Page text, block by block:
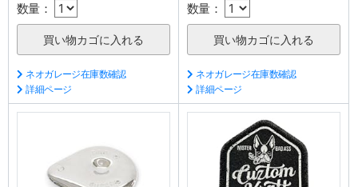
数量：
ネオガレージ在庫数確認
詳細ページ
数量：
ネオガレージ在庫数確認
詳細ページ